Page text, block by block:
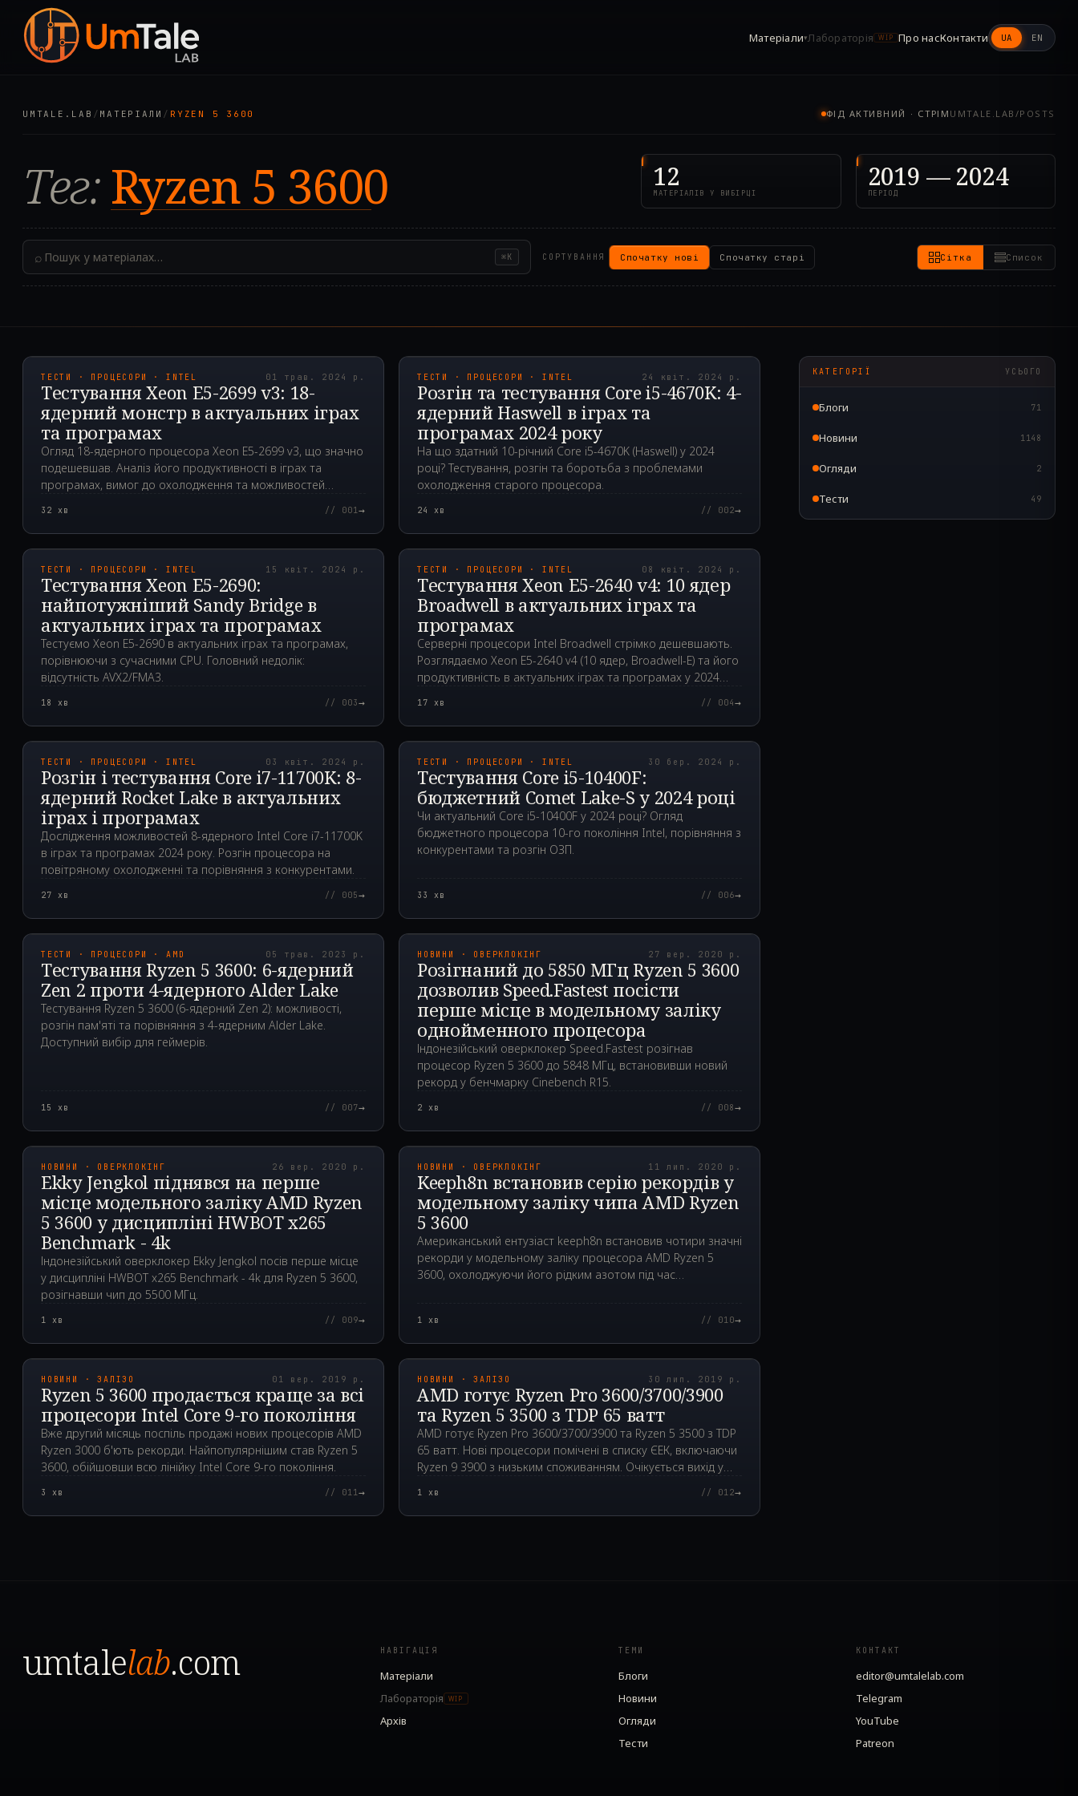
Матеріали▾Лабораторія WIP Про насКонтакти UA EN
UMTALE.LAB / МАТЕРІАЛИ / RYZEN 5 3600 ФІД АКТИВНИЙ · СТРІМ UMTALE.LAB/POSTS
Тег:Ryzen 5 3600 12
МАТЕРІАЛІВ У ВИБІРЦІ
2019 — 2024
ПЕРІОД
⌕ ⌘K СОРТУВАННЯ Спочатку нові Спочатку старі Сітка Список
ТЕСТИ · ПРОЦЕСОРИ · INTEL 01 трав. 2024 р.
Тестування Xeon E5-2699 v3: 18-
ядерний монстр в актуальних іграх
та програмах
Огляд 18-ядерного процесора Xeon E5-2699 v3, що значно
подешевшав. Аналіз його продуктивності в іграх та
програмах, вимог до охолодження та можливостей
32 хв // 001→
ТЕСТИ · ПРОЦЕСОРИ · INTEL 24 квіт. 2024 р.
Розгін та тестування Core i5-4670K: 4-
ядерний Haswell в іграх та
програмах 2024 року
На що здатний 10-річний Core i5-4670K (Haswell) у 2024
році? Тестування, розгін та боротьба з проблемами
охолодження старого процесора.
24 хв // 002→
2024.04.15T07:33:39.000Z
ТЕСТИ · ПРОЦЕСОРИ · INTEL 15 квіт. 2024 р.
Тестування Xeon E5-2690:
найпотужніший Sandy Bridge в
актуальних іграх та програмах
Тестуємо Xeon E5-2690 в актуальних іграх та програмах,
порівнюючи з сучасними CPU. Головний недолік:
відсутність AVX2/FMA3.
18 хв // 003→
2024.04.08T13:59:33.000Z
ТЕСТИ · ПРОЦЕСОРИ · INTEL 08 квіт. 2024 р.
Тестування Xeon E5-2640 v4: 10 ядер
Broadwell в актуальних іграх та
програмах
Серверні процесори Intel Broadwell стрімко дешевшають.
Розглядаємо Xeon E5-2640 v4 (10 ядер, Broadwell-E) та його
продуктивність в актуальних іграх та програмах у 2024
17 хв // 004→
2024.04.03T08:01:56.000Z
ТЕСТИ · ПРОЦЕСОРИ · INTEL 03 квіт. 2024 р.
Розгін і тестування Core i7-11700K: 8-
ядерний Rocket Lake в актуальних
іграх і програмах
Дослідження можливостей 8-ядерного Intel Core i7-11700K
в іграх та програмах 2024 року. Розгін процесора на
повітряному охолодженні та порівняння з конкурентами.
27 хв // 005→
2024.03.30T02:33:06.000Z
ТЕСТИ · ПРОЦЕСОРИ · INTEL 30 бер. 2024 р.
Тестування Core i5-10400F:
бюджетний Comet Lake-S у 2024 році
Чи актуальний Core i5-10400F у 2024 році? Огляд
бюджетного процесора 10-го покоління Intel, порівняння з
конкурентами та розгін ОЗП.
33 хв // 006→
2023.05.05T14:01:55.000Z
ТЕСТИ · ПРОЦЕСОРИ · AMD 05 трав. 2023 р.
Тестування Ryzen 5 3600: 6-ядерний
Zen 2 проти 4-ядерного Alder Lake
Тестування Ryzen 5 3600 (6-ядерний Zen 2): можливості,
розгін пам'яті та порівняння з 4-ядерним Alder Lake.
Доступний вибір для геймерів.
15 хв // 007→
2020.09.27T05:56:10.000Z
НОВИНИ · ОВЕРКЛОКІНГ 27 вер. 2020 р.
Розігнаний до 5850 МГц Ryzen 5 3600
дозволив Speed.Fastest посісти
перше місце в модельному заліку
однойменного процесора
Індонезійський оверклокер Speed.Fastest розігнав
процесор Ryzen 5 3600 до 5848 МГц, встановивши новий
рекорд у бенчмарку Cinebench R15.
2 хв // 008→
2020.09.26T06:29:23.000Z
НОВИНИ · ОВЕРКЛОКІНГ 26 вер. 2020 р.
Ekky Jengkol піднявся на перше
місце модельного заліку AMD Ryzen
5 3600 у дисципліні HWBOT x265
Benchmark - 4k
Індонезійський оверклокер Ekky Jengkol посів перше місце
у дисципліні HWBOT x265 Benchmark - 4k для Ryzen 5 3600,
розігнавши чип до 5500 МГц.
1 хв // 009→
2020.07.11T09:32:16.000Z
НОВИНИ · ОВЕРКЛОКІНГ 11 лип. 2020 р.
Keeph8n встановив серію рекордів у
модельному заліку чипа AMD Ryzen
5 3600
Американський ентузіаст keeph8n встановив чотири значні
рекорди у модельному заліку процесора AMD Ryzen 5
3600, охолоджуючи його рідким азотом під час
1 хв // 010→
2019.09.01T15:26:25.000Z
НОВИНИ · ЗАЛІЗО 01 вер. 2019 р.
Ryzen 5 3600 продається краще за всі
процесори Intel Core 9-го покоління
Вже другий місяць поспіль продажі нових процесорів AMD
Ryzen 3000 б'ють рекорди. Найпопулярнішим став Ryzen 5
3600, обійшовши всю лінійку Intel Core 9-го покоління.
3 хв // 011→
2019.07.30T02:42:07.000Z
НОВИНИ · ЗАЛІЗО 30 лип. 2019 р.
AMD готує Ryzen Pro 3600/3700/3900
та Ryzen 5 3500 з TDP 65 ватт
AMD готує Ryzen Pro 3600/3700/3900 та Ryzen 5 3500 з TDP
65 ватт. Нові процесори помічені в списку ЄЕК, включаючи
Ryzen 9 3900 з низьким споживанням. Очікується вихід у
1 хв // 012→
КАТЕГОРІЇ УСЬОГО
Блоги 71
Новини 1148
Огляди 2
Тести 49
umtalelab.com НАВІГАЦІЯ
Матеріали
Лабораторія
WIP
Архів
ТЕМИ
Блоги
Новини
Огляди
Тести
КОНТАКТ
editor@umtalelab.com
Telegram
YouTube
Patreon